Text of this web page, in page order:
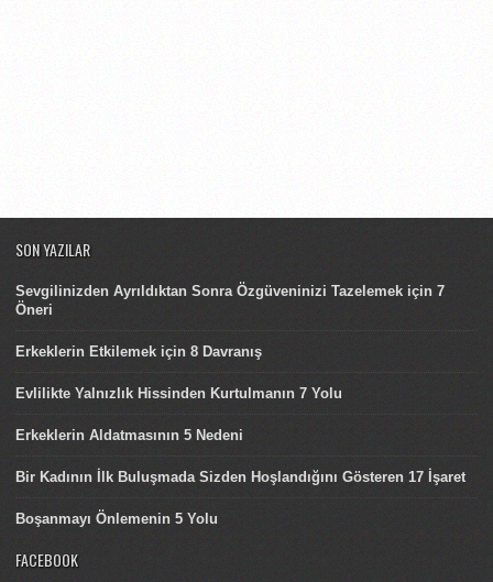
SON YAZILAR
Sevgilinizden Ayrıldıktan Sonra Özgüveninizi Tazelemek için 7
Öneri
Erkeklerin Etkilemek için 8 Davranış
Evlilikte Yalnızlık Hissinden Kurtulmanın 7 Yolu
Erkeklerin Aldatmasının 5 Nedeni
Bir Kadının İlk Buluşmada Sizden Hoşlandığını Gösteren 17 İşaret
Boşanmayı Önlemenin 5 Yolu
FACEBOOK